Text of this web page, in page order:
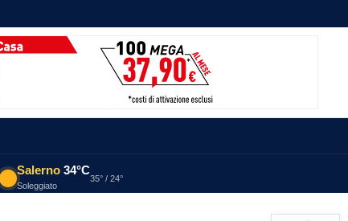
Salerno 34°C
Soleggiato
35° / 24°